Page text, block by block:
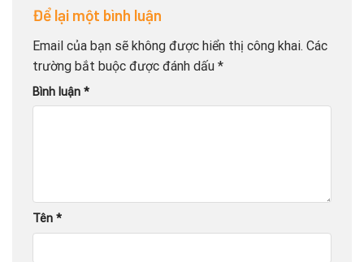
Để lại một bình luận
Email của bạn sẽ không được hiển thị công khai. Các
trường bắt buộc được đánh dấu *
Bình luận *
Tên *